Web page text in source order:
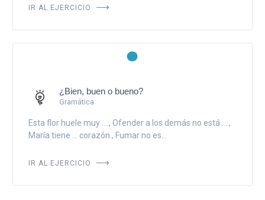
IR AL EJERCICIO
¿Bien, buen o bueno?
Gramática
Esta flor huele muy ...., Ofender a los demás no está ....,
María tiene ... corazón., Fumar no es...
IR AL EJERCICIO